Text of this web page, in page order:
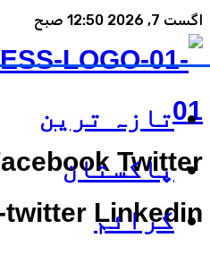
اگست 7, 2026 12:50 صبح
Twitter
twitter Linkedin
تازہ ترین
پاکستان
کرائم